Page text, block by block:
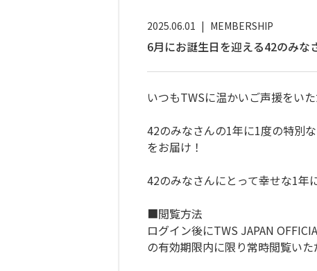
2025.06.01 | MEMBERSHIP
6月にお誕生日を迎える42のみな
いつもTWSに温かいご声援をい
42のみなさんの1年に1度の特別
をお届け！
42のみなさんにとって幸せな1年
■閲覧方法
ログイン後にTWS JAPAN
の有効期限内に限り常時閲覧いた